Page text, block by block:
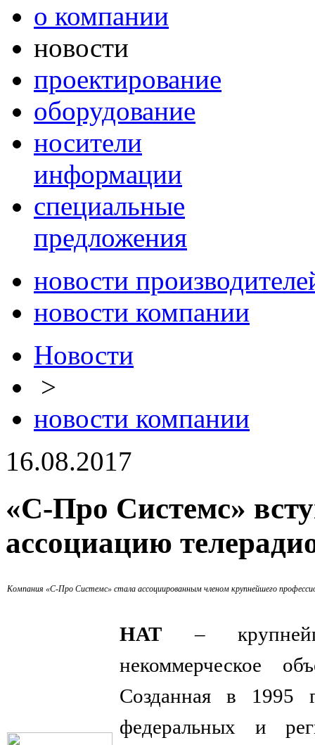
о компании
новости
проектирование
оборудование
носители
информации
специальные
предложения
новости
новости компании
Новости
>
новости компании
16.08.2017
«С-Про Системс»
ассоциацию
Компания «С-Про Системс» стала ассоциированным членом крупнейшего
НАТ–
некоммерческое
Созданная в 1995
федеральных и